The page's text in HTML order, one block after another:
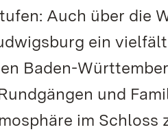
Auch über die
ein
Baden-
und
im Schloss